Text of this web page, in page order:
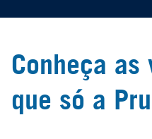
Conheça as
que só a